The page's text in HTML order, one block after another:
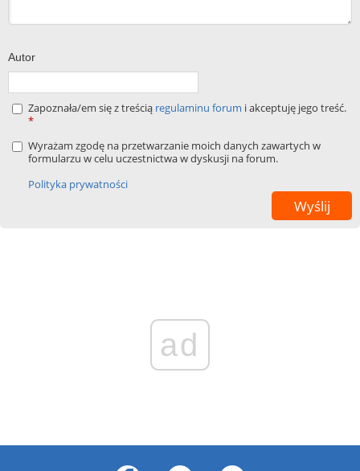
Autor
Zapoznała/em się z treścią regulaminu forum i akceptuję jego treść.
*
Wyrażam zgodę na przetwarzanie moich danych zawartych w
formularzu w celu uczestnictwa w dyskusji na forum.
Polityka prywatności
ad